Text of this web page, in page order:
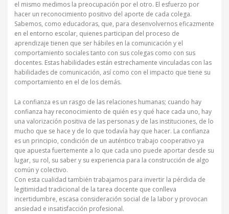
el mismo medimos la preocupación por el otro. El esfuerzo por
hacer un reconocimiento positivo del aporte de cada colega.
Sabemos, como educadoras, que, para desenvolvernos eficazmente
en el entorno escolar, quienes participan del proceso de
aprendizaje tienen que ser hábiles en la comunicación y el
comportamiento sociales tanto con sus colegas como con sus
docentes. Estas habilidades están estrechamente vinculadas con las
habilidades de comunicación, así como con el impacto que tiene su
comportamiento en el de los demás.
La confianza es un rasgo de las relaciones humanas; cuando hay
confianza hay reconocimiento de quién es y qué hace cada uno, hay
una valorización positiva de las personas y de las instituciones, de lo
mucho que se hace y de lo que todavía hay que hacer. La confianza
es un principio, condición de un auténtico trabajo cooperativo ya
que apuesta fuertemente a lo que cada uno puede aportar desde su
lugar, su rol, su saber y su experiencia para la construcción de algo
común y colectivo.
Con esta cualidad también trabajamos para invertir la pérdida de
legitimidad tradicional de la tarea docente que conlleva
incertidumbre, escasa consideración social de la labor y provocan
ansiedad e insatisfacción profesional.